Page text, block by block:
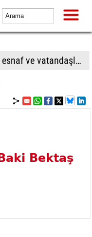
BTP, Bandırma’da esnaf ve vatandaşla buluştu
Baki Bektaş